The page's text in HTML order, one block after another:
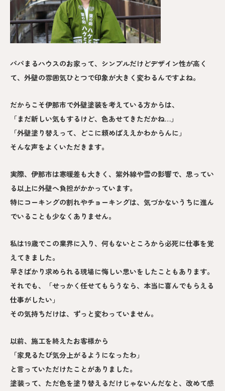
パパまるハウスのお家って、シンプルだけどデザイン性が高く
て、外壁の雰囲気ひとつで印象が大きく変わるんですよね。
だからこそ伊那市で外壁塗装を考えている方からは、
「まだ新しい気もするけど、色あせてきただかね…」
「外壁塗り替えって、どこに頼めばええかわからんに」
そんな声をよくいただきます。
実際、伊那市は寒暖差も大きく、紫外線や雪の影響で、思ってい
る以上に外壁へ負担がかかっています。
特にコーキングの割れやチョーキングは、気づかないうちに進ん
でいることも少なくありません。
私は19歳でこの業界に入り、何もないところから必死に仕事を覚
えてきました。
早さばかり求められる現場に悔しい思いをしたこともあります。
それでも、「せっかく任せてもらうなら、本当に喜んでもらえる
仕事がしたい」
その気持ちだけは、ずっと変わっていません。
以前、施工を終えたお客様から
「家見るたび気分上がるようになったわ」
と言っていただけたことがありました。
塗装って、ただ色を塗り替えるだけじゃないんだなと、改めて感